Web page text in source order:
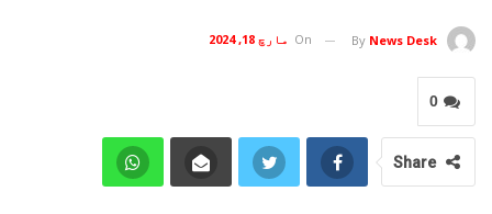
By News Desk
On مارچ 18, 2024
0
Share